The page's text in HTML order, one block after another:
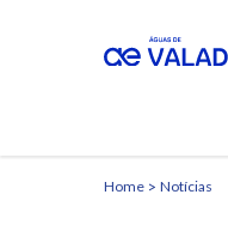
Home Notícias